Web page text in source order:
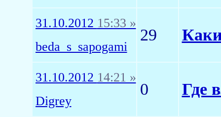
31.10.2012 15:33 »
beda_s_sapogami
29
31.10.2012 14:21 »
Digrey
0 Где